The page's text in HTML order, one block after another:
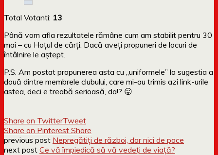
Total Votanti: 13
Până vom afla rezultatele rămâne cum am stabilit pentru 30
mai – cu Hoțul de cărți. Dacă aveți propuneri de locuri de
întâlnire le aștept.
P.S. Am postat propunerea asta cu „uniformele” la sugestia a
două dintre membrele clubului, care mi-au trimis azi link-urile
astea, deci e treabă serioasă, da!? 😛
Share on TwitterTweet
Share on Pinterest Share
previous post Nepregătiți de război, dar nici de pace
next post Ce vă împiedică să vă vedeți de viață?